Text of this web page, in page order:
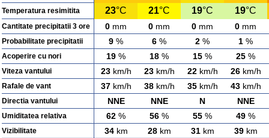
Temperatura resimitita 23°C 21°C 19°C 19°C
Cantitate precipitatii 3 ore 0 mm 0 mm 0 mm 0 mm
Probabilitate precipitatii 9 % 6 % 2 % 1 %
Acoperire cu nori 19 % 18 % 15 % 25 %
Viteza vantului 23km/h 23km/h 22km/h 26km/h
Rafale de vant 37km/h 38km/h 35km/h 43km/h
Directia vantului NNE NNE N NNE
Umiditatea relativa 62 % 56 % 55 % 49 %
Vizibilitate 34km 28km 31km 39km